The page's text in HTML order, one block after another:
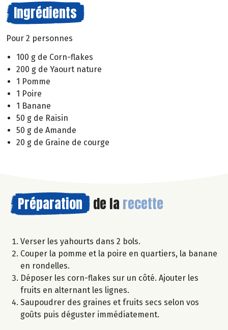
Ingrédients
Pour 2 personnes
100 g de Corn-flakes
200 g de Yaourt nature
1 Pomme
1 Poire
1 Banane
50 g de Raisin
50 g de Amande
20 g de Graine de courge
Préparation de la recette
Verser les yahourts dans 2 bols.
Couper la pomme et la poire en quartiers, la banane
en rondelles.
Déposer les corn-flakes sur un côté. Ajouter les
fruits en alternant les lignes.
Saupoudrer des graines et fruits secs selon vos
goûts puis déguster immédiatement.